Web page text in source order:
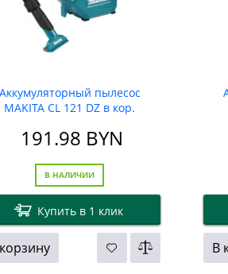
пылесос
MAKITA CL 121 DZ в кор.
191.98 BYN
В НАЛИЧИИ
Купить в 1 клик
В